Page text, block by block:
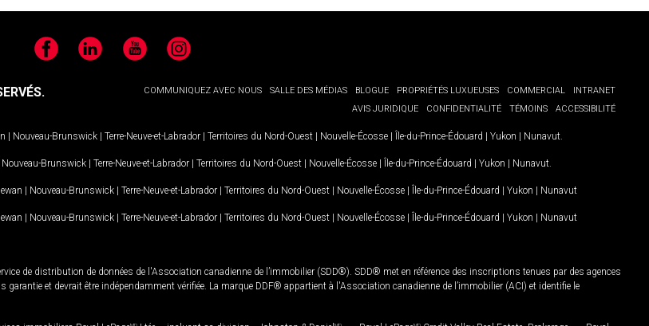
FacebookLinkedIn YouTubeInstagram
COMMUNIQUEZ AVEC NOUS SALLE DES MÉDIAS BLOGUE PROPRIÉTÉS LUXUEUSES COMMERCIAL
INTRANET
AVIS JURIDIQUE
CONFIDENTIALITÉ TÉMOINS ACCESSIBILITÉ
| Nouveau-Brunswick | Terre-Neuve-et-Labrador | Territoires du Nord-Ouest | Nouvelle-Écosse | Île-du-Prince-Édouard | Yukon | Nunavut
Nouveau-Brunswick | Terre-Neuve-et-Labrador | Territoires du Nord-Ouest | Nouvelle-Écosse | Île-du-Prince-Édouard | Yukon | Nunavut
| Nouveau-Brunswick | Terre-Neuve-et-Labrador | Territoires du Nord-Ouest | Nouvelle-Écosse | Île-du-Prince-Édouard | Yukon | Nunavut
| Nouveau-Brunswick | Terre-Neuve-et-Labrador | Territoires du Nord-Ouest | Nouvelle-Écosse | Île-du-Prince-Édouard | Yukon | Nunavut
de distribution de données de l'Association canadienne de l’immobilier (SDD®). SDD® met en référence des inscriptions tenues par des agences
et devrait être indépendamment vérifiée. La marque DDF® appartient à l'Association canadienne de l’immobilier (ACI) et identifie le
MD MD MD